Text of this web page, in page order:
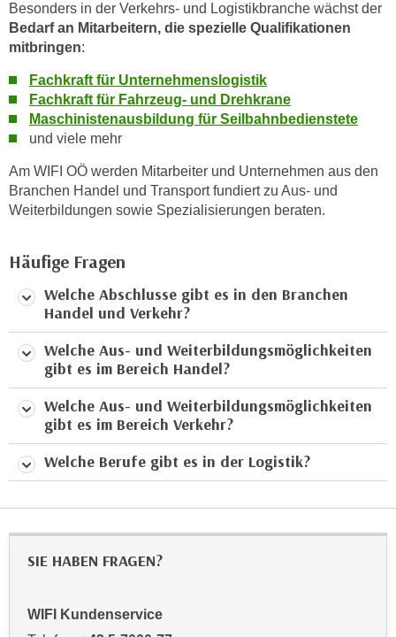
Besonders in der Verkehrs- und Logistikbranche wächst der
Bedarf an Mitarbeitern, die spezielle Qualifikationen
mitbringen:
Fachkraft für Unternehmenslogistik
Fachkraft für Fahrzeug- und Drehkrane
Maschinistenausbildung für Seilbahnbedienstete
und viele mehr
Am WIFI OÖ werden Mitarbeiter und Unternehmen aus den
Branchen Handel und Transport fundiert zu Aus- und
Weiterbildungen sowie Spezialisierungen beraten.
Häufige Fragen
Welche Abschlusse gibt es in den Branchen
Handel und Verkehr?
Welche Aus- und Weiterbildungsmöglichkeiten
gibt es im Bereich Handel?
Welche Aus- und Weiterbildungsmöglichkeiten
gibt es im Bereich Verkehr?
Welche Berufe gibt es in der Logistik?
SIE HABEN FRAGEN?
WIFI Kundenservice
e
C
o
k
i
e
s
z
u
u
i
i
e